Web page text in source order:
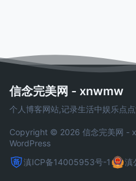
信念完美网 - xnwmw
个人博客网站,记录生活中娱乐点点
Copyright © 2026 信念完美网 -
WordPress
滇ICP备14005953号-1
滇